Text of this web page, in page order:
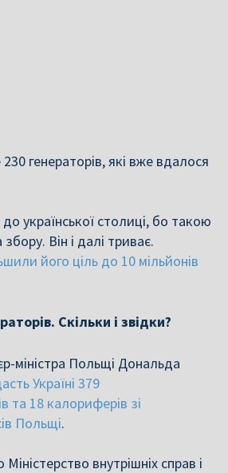
генераторів, які вже вдалося
української столиці, бо такою
Він і далі триває.
його ціль до 10 мільйонів
Скільки і звідки?
міністра Польщі Дональда
Україні 379
та 18 калориферів зі
Польщі.
внутрішніх справ і